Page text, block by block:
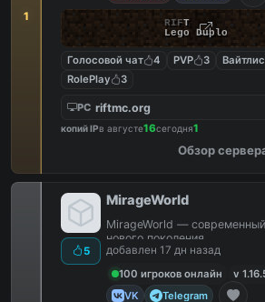
1 RIFT
Lego Duplo
Голосовой чат 4 PVP 3
RolePlay
3
PC riftmc.org
копий IPв августе16сегодня1
Обзор
5
MirageWorld
MirageWorld —
нового поколения.
добавлен 17 дн назад
100 игроков онлайн
v
VK
Telegram